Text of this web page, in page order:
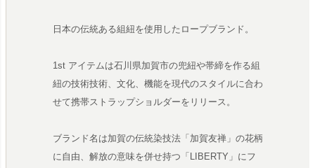
日本の伝統ある組紐を使用したロープブランド。
1st アイテムは石川県加賀市の兜紐や帯締を作る組
紐の技術技術、文化、機能を現代のスタイルに合わ
せて携帯ストラップショルダーをリリース。
ブランド名は加賀の伝統染技法「加賀友禅」の花柄
に自由、解放の意味を併せ持つ「LIBERTY」にフ